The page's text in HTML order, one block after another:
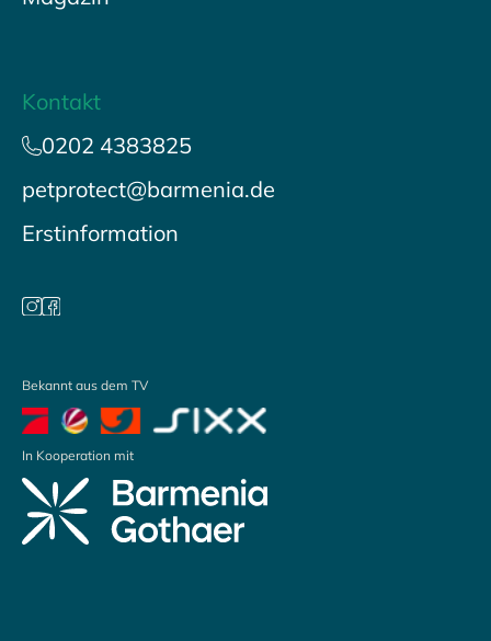
Kontakt
0202 4383825
petprotect@barmenia.de
Erstinformation
Bekannt aus dem TV
In Kooperation mit